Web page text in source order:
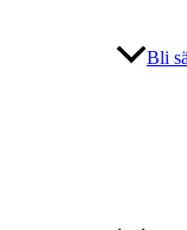
Bli